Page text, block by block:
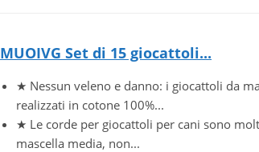
MUOIVG Set di 15 giocattoli...
★ Nessun veleno e danno: i giocattoli da
realizzati in cotone 100%...
★ Le corde per giocattoli per cani sono
mascella media, non...